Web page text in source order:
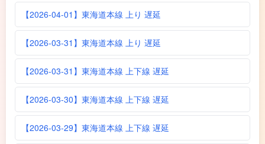
【2026-04-01】東海道本線 上り 遅延
【2026-03-31】東海道本線 上り 遅延
【2026-03-31】東海道本線 上下線 遅延
【2026-03-30】東海道本線 上下線 遅延
【2026-03-29】東海道本線 上下線 遅延